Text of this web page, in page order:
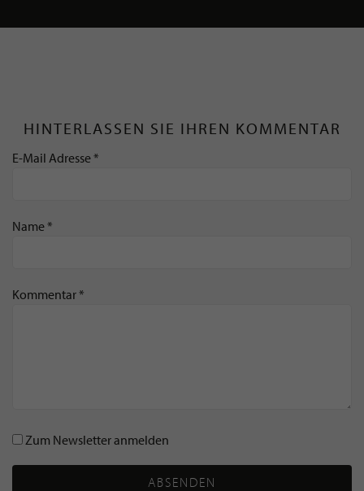
HINTERLASSEN SIE IHREN KOMMENTAR
E-Mail Adresse *
Name *
Kommentar *
Zum Newsletter anmelden
ABSENDEN